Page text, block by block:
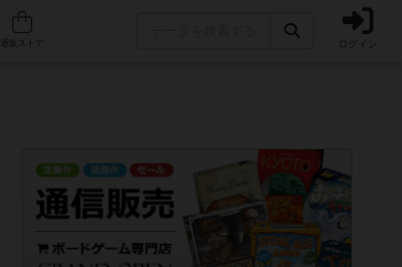
人気ボードゲーム ログイン